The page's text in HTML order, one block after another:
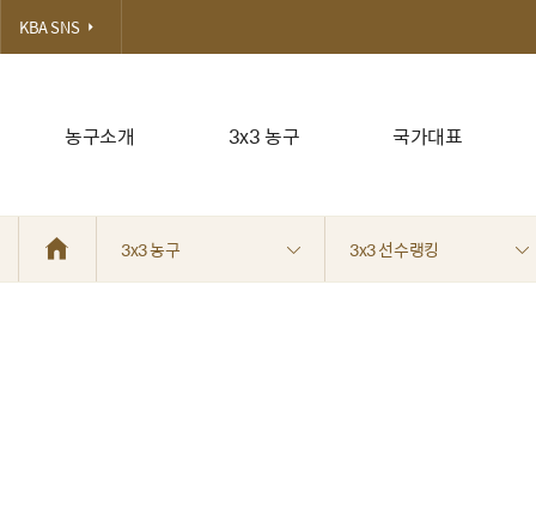
농구소개 3x3 농구 국가대표
KBA SNS
3x3 농구 3x3 선수랭킹